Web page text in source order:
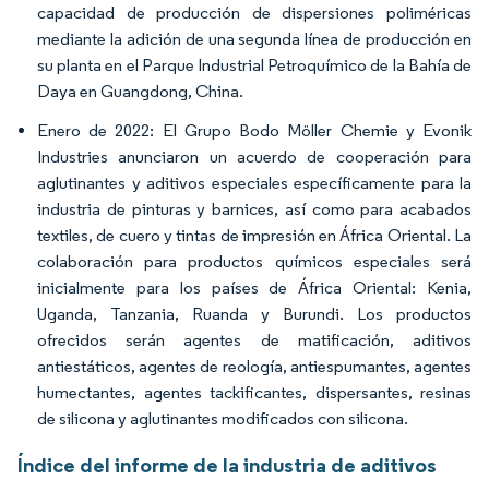
capacidad de producción de dispersiones poliméricas
mediante la adición de una segunda línea de producción en
su planta en el Parque Industrial Petroquímico de la Bahía de
Daya en Guangdong, China.
Enero de 2022: El Grupo Bodo Möller Chemie y Evonik
Industries anunciaron un acuerdo de cooperación para
aglutinantes y aditivos especiales específicamente para la
industria de pinturas y barnices, así como para acabados
textiles, de cuero y tintas de impresión en África Oriental. La
colaboración para productos químicos especiales será
inicialmente para los países de África Oriental: Kenia,
Uganda, Tanzania, Ruanda y Burundi. Los productos
ofrecidos serán agentes de matificación, aditivos
antiestáticos, agentes de reología, antiespumantes, agentes
humectantes, agentes tackificantes, dispersantes, resinas
de silicona y aglutinantes modificados con silicona.
Índice del informe de la industria de aditivos